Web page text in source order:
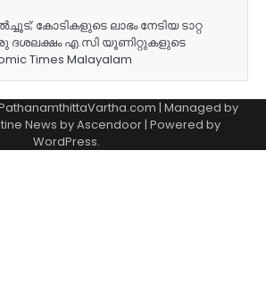
കോടികളുടെ ലാഭം നേടിയ ടാറ്റ
ദശലക്ഷം എ.സി യൂണിറ്റുകളുടെ
Times Malayalam
| Managed by
News byAscendoor| Powered by
WordPress.